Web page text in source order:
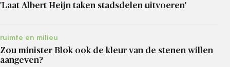
'Laat Albert Heijn taken stadsdelen uitvoeren'
ruimte en milieu
Zou minister Blok ook de kleur van de stenen willen
aangeven?